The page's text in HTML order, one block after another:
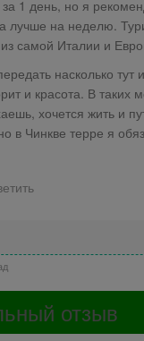
1 день, но я
лучше на неделю.
самой Италии и
насколько тут
и красота. В таких
хочется жить и
в Чинкве терре я
отзыв